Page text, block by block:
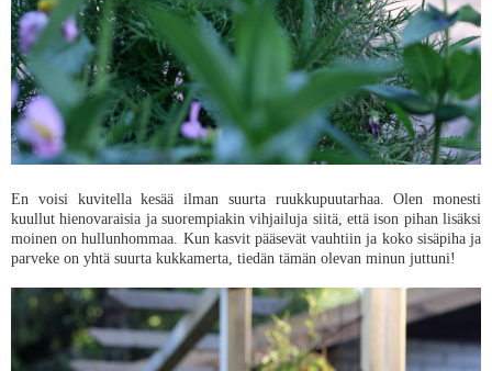
En voisi kuvitella kesää ilman suurta ruukkupuutarhaa. Olen monesti
kuullut hienovaraisia ja suorempiakin vihjailuja siitä, että ison pihan lisäksi
moinen on hullunhommaa. Kun kasvit pääsevät vauhtiin ja koko sisäpiha ja
parveke on yhtä suurta kukkamerta, tiedän tämän olevan minun juttuni!